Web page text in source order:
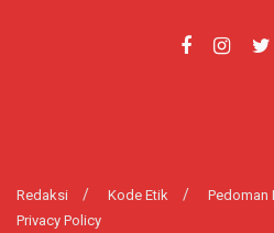
Redaksi Kode Etik
Pedoman
Privacy Policy